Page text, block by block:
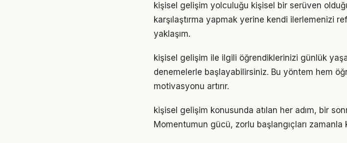
kişisel gelişim yolculuğu kişisel bir serüven
karşılaştırma yapmak yerine kendi ilerlemenizi
yaklaşım.
kişisel gelişim ile ilgili öğrendiklerinizi günlük
denemelerle başlayabilirsiniz. Bu yöntem hem
motivasyonu artırır.
kişisel gelişim konusunda atılan her adım, bir
Momentumun gücü, zorlu başlangıçları